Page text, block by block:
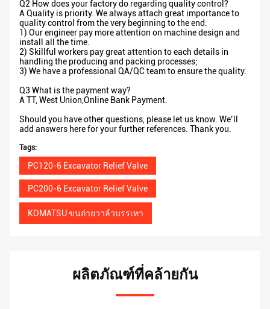
Q2 How does your factory do regarding quality control?
A Quality is priority. We always attach great importance to
quality control from the very beginning to the end:
1) Our engineer pay more attention on machine design and
install all the time.
2) Skillful workers pay great attention to each details in
handling the producing and packing processes;
3) We have a professional QA/QC team to ensure the quality.
Q3 What is the payment way?
A TT, West Union,Online Bank Payment.
Should you have other questions, please let us know. We’ll
add answers here for your further references. Thank you.
Tags:
PC120-6 Excavator Relief Valve
PC200-6 Excavator Relief Valve
KOMATSU ขนถ่ายวาล์วบรรเทา
ผลิตภัณฑ์ที่คล้ายกัน